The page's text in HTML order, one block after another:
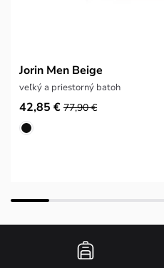
Jorin Men Beige
veľký a priestorný batoh
42,85 € 77,90 €